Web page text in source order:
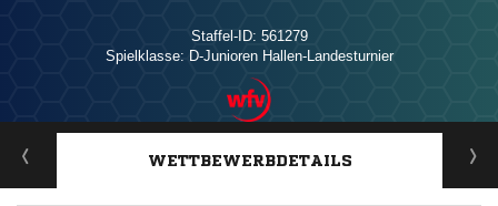
Staffel-ID: 561279
Spielklasse: D-Junioren Hallen-Landesturnier
ANZEIGE
WETTBEWERBDETAILS